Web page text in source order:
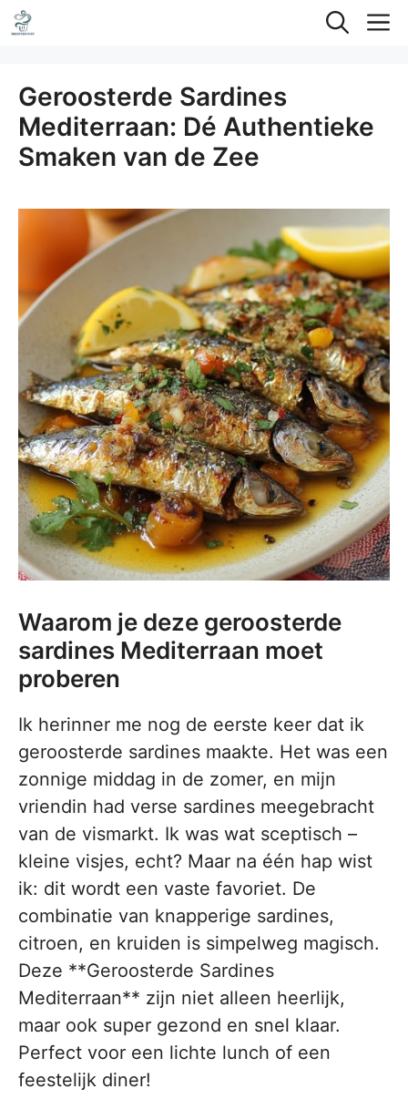
Ga
naar
inhoud
Geroosterde Sardines
Mediterraan: Dé Authentieke
Smaken van de Zee
Waarom je deze geroosterde
sardines Mediterraan moet
proberen
Ik herinner me nog de eerste keer dat ik
geroosterde sardines maakte. Het was een
zonnige middag in de zomer, en mijn
vriendin had verse sardines meegebracht
van de vismarkt. Ik was wat sceptisch –
kleine visjes, echt? Maar na één hap wist
ik: dit wordt een vaste favoriet. De
combinatie van knapperige sardines,
citroen, en kruiden is simpelweg magisch.
Deze **Geroosterde Sardines
Mediterraan** zijn niet alleen heerlijk,
maar ook super gezond en snel klaar.
Perfect voor een lichte lunch of een
feestelijk diner!